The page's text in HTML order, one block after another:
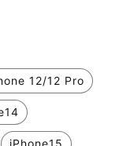
12/12 Pro
iPhone15